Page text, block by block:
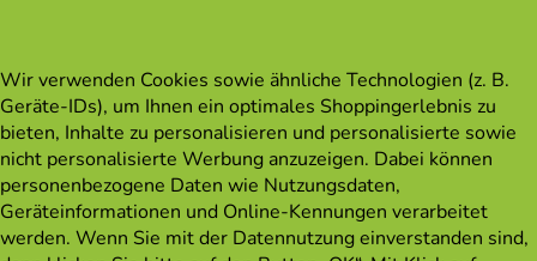
Wir verwenden Cookies sowie ähnliche Technologien (z. B.
Geräte-IDs), um Ihnen ein optimales Shoppingerlebnis zu
bieten, Inhalte zu personalisieren und personalisierte sowie
nicht personalisierte Werbung anzuzeigen. Dabei können
personenbezogene Daten wie Nutzungsdaten,
Geräteinformationen und Online-Kennungen verarbeitet
werden. Wenn Sie mit der Datennutzung einverstanden sind,